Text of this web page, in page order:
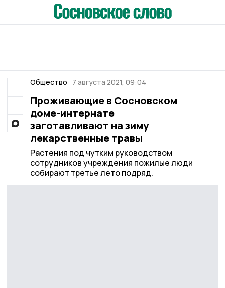
Общество 7 августа 2021, 09:04
Проживающие в Сосновском
доме-интернате
заготавливают на зиму
лекарственные травы
Растения под чутким руководством
сотрудников учреждения пожилые люди
собирают третье лето подряд.